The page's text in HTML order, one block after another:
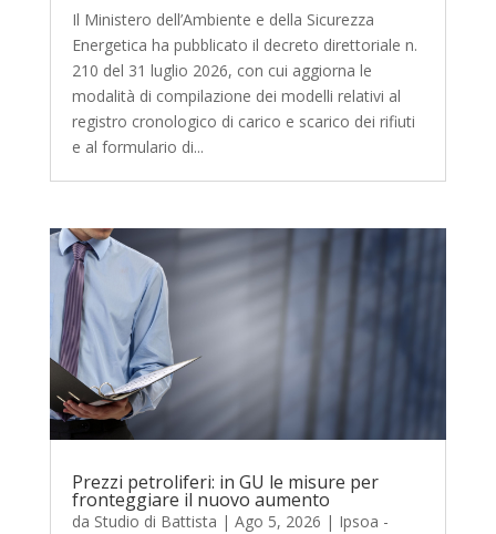
Il Ministero dell’Ambiente e della Sicurezza
Energetica ha pubblicato il decreto direttoriale n.
210 del 31 luglio 2026, con cui aggiorna le
modalità di compilazione dei modelli relativi al
registro cronologico di carico e scarico dei rifiuti
e al formulario di...
Prezzi petroliferi: in GU le misure per
fronteggiare il nuovo aumento
da Studio di Battista | Ago 5, 2026 | Ipsoa -